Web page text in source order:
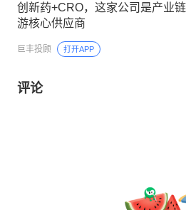
创新药+CRO，这家公司是产业
游核心供应商
巨丰投顾 打开APP
评论